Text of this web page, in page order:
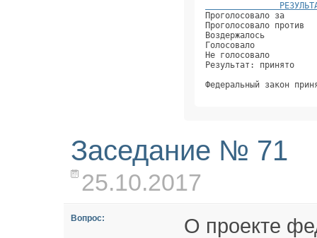
Не
Заседание № 71
25.10.2017
Вопрос:
О проекте